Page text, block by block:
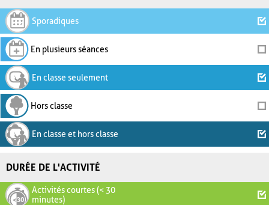
Sporadiques
En plusieurs séances
En classe seulement
Hors classe
En classe et hors classe
DURÉE DE L'ACTIVITÉ
Activités courtes (< 30
minutes)